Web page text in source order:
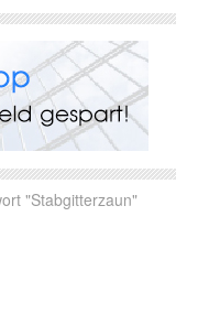
"Stabgitterzaun"